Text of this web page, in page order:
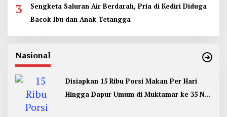
3
Sengketa Saluran Air Berdarah, Pria di Kediri Diduga
Bacok Ibu dan Anak Tetangga
Nasional
Disiapkan 15 Ribu Porsi Makan Per Hari
Hingga Dapur Umum di Muktamar ke 35 NU